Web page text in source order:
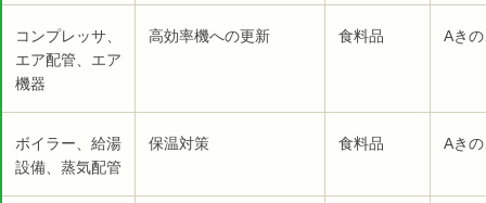
コンプレッサ、
エア配管、エア
機器
高効率機への更新 食料品 Aき
ボイラー、給湯
設備、蒸気配管
保温対策 食料品 Aき